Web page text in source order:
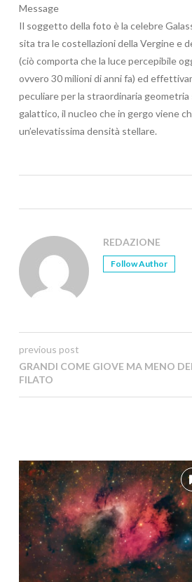
Message
Il soggetto della foto è la celebre
sita tra le costellazioni della Vergine e
(ciò comporta che la luce percepibile
ovvero 30 milioni di anni fa) ed
peculiare per la straordinaria
galattico, il nucleo che in gergo viene
un’elevatissima densità stellare­.
REDAZIONE
Follow Author
previous post
GRANDI COME GIOVE MA MENO
FILATO